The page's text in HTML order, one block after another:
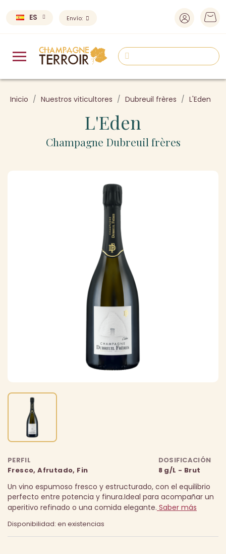
ES Envío:
Inicio Nuestros viticultores Dubreuil frères L'Eden
L'Eden
Champagne Dubreuil frères
PERFIL
Fresco, Afrutado, Fin
DOSIFICACIÓN
8 g/L - Brut
Un vino espumoso fresco y estructurado, con el equilibrio
perfecto entre potencia y finura.Ideal para acompañar un
aperitivo refinado o una comida elegante. Saber más
Disponibilidad: en existencias